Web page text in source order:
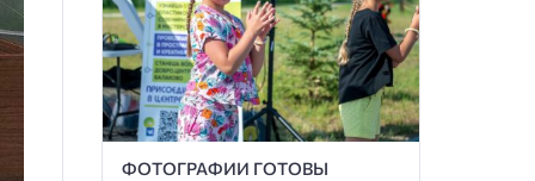
ФОТОГРАФИИ ГОТОВЫ